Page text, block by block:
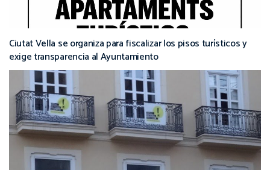
Ciutat Vella se organiza para fiscalizar los pisos turísticos y
exige transparencia al Ayuntamiento